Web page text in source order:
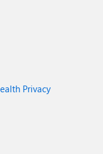
Privacy